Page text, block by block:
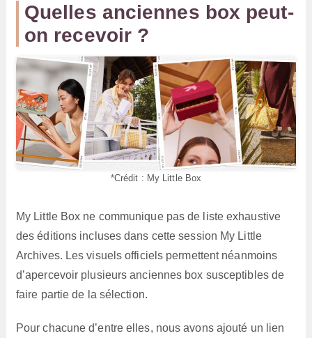
Quelles anciennes box peut-
on recevoir ?
*Crédit : My Little Box
My Little Box ne communique pas de liste exhaustive
des éditions incluses dans cette session My Little
Archives. Les visuels officiels permettent néanmoins
d’apercevoir plusieurs anciennes box susceptibles de
faire partie de la sélection.
Pour chacune d’entre elles, nous avons ajouté un lien